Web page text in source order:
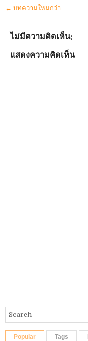
← บทความใหม่กว่า
ไม่มีความคิดเห็น:
แสดงความคิดเห็น
Popular Tags